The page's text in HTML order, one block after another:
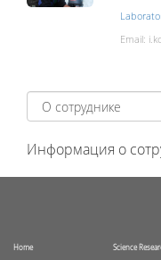
Email:
Информация о
Home Science